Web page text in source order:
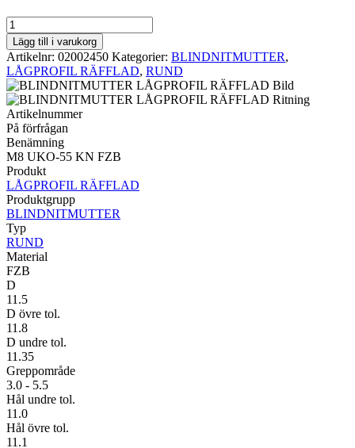
RUND
LÅGPROFIL
RÄFFLAD
M8
UKO-
55
KN
FZB
mängd
Lägg till i varukorg
Artikelnr: 02002450 Kategorier: BLINDNITMUTTER,
LÅGPROFIL RÄFFLAD, RUND
Artikelnummer
På förfrågan
Benämning
M8 UKO-55 KN FZB
Produkt
LÅGPROFIL RÄFFLAD
Produktgrupp
BLINDNITMUTTER
Typ
RUND
Material
FZB
D
11.5
D övre tol.
11.8
D undre tol.
11.35
Greppområde
3.0 - 5.5
Hål undre tol.
11.0
Hål övre tol.
11.1